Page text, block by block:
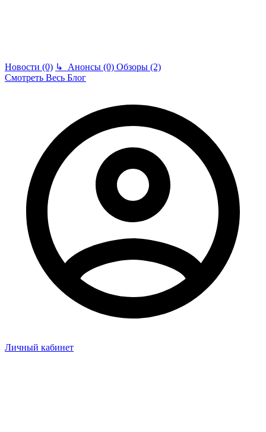
Новости (0) ↳ Анонсы (0) Обзоры (2)
Смотреть Весь Блог
Личный кабинет